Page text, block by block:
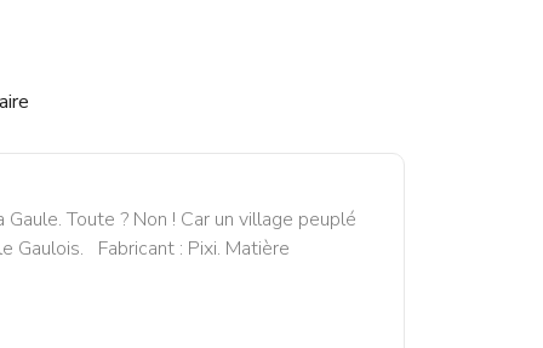
Toute ? Non ! Car un village peuplé
Gaulois. Fabricant : Pixi. Matière